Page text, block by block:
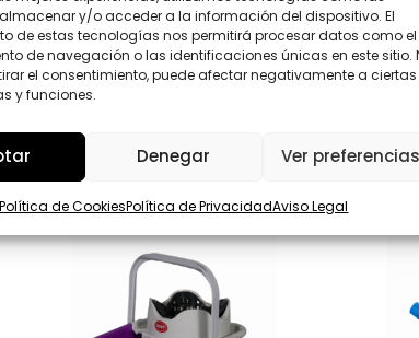
y/o acceder a la información del dispositivo. El
de estas tecnologías nos permitirá procesar datos como el
de navegación o las identificaciones únicas en este sitio.
el consentimiento, puede afectar negativamente a ciertas
y funciones.
Denegar Ver
Política de CookiesPolítica de PrivacidadAviso Legal
r
ó
n
i
c
D
*
Enviar